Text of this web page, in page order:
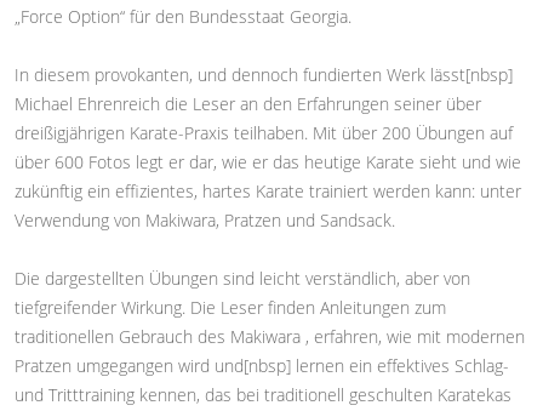
„Force Option“ für den Bundesstaat Georgia.
In diesem provokanten, und dennoch fundierten Werk lässt[nbsp]
Michael Ehrenreich die Leser an den Erfahrungen seiner über
dreißigjährigen Karate-Praxis teilhaben. Mit über 200 Übungen auf
über 600 Fotos legt er dar, wie er das heutige Karate sieht und wie
zukünftig ein effizientes, hartes Karate trainiert werden kann: unter
Verwendung von Makiwara, Pratzen und Sandsack.
Die dargestellten Übungen sind leicht verständlich, aber von
tiefgreifender Wirkung. Die Leser finden Anleitungen zum
traditionellen Gebrauch des Makiwara , erfahren, wie mit modernen
Pratzen umgegangen wird und[nbsp] lernen ein effektives Schlag-
und Tritttraining kennen, das bei traditionell geschulten Karatekas